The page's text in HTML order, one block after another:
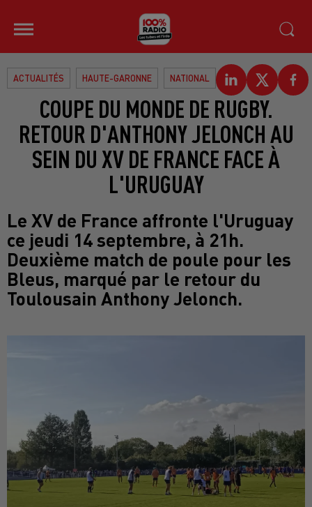
ACTUALITÉS HAUTE-GARONNE NATIONAL
COUPE DU MONDE DE RUGBY.
RETOUR D'ANTHONY JELONCH AU
SEIN DU XV DE FRANCE FACE À
L'URUGUAY
Le XV de France affronte l'Uruguay
ce jeudi 14 septembre, à 21h.
Deuxième match de poule pour les
Bleus, marqué par le retour du
Toulousain Anthony Jelonch.